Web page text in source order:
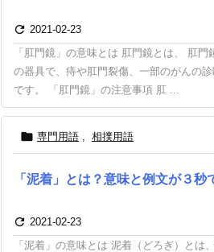
 2021-02-23
「肛門鏡」の意味とは 肛門鏡とは、 肛
の器具で、痔や肛門裂傷、一部のがんの
です。 「肛門鏡」の注意事項 肛 ...
 専門用語 , 相撲用語
「泥着」とは？意味と例文が３秒
 2021-02-23
「泥着」の意味とは 泥着（どろぎ）とは